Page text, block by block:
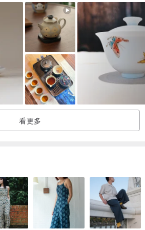
，可聞茶葉泡開後的香氣。
茶葉，可清楚觀察葉片，色澤、質地、老
公分(不含蓋6.5公分)
看更多